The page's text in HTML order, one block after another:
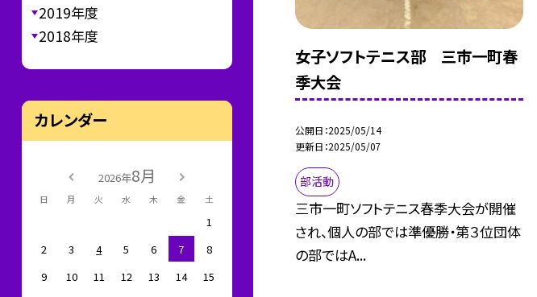
女子ソフトテニス部 三市一町春
季大会
公開日 2025/05/14
更新日 2025/05/07
部活動
三市一町ソフトテニス春季大会が開催
され、個人の部では準優勝・第３位団体
の部ではA...
2019年度
2018年度
カレンダー
2026年8月
日 月 火 水 木 金 土
1
2
3 4 5 6 7
8
9
10 11 12 13 14
15